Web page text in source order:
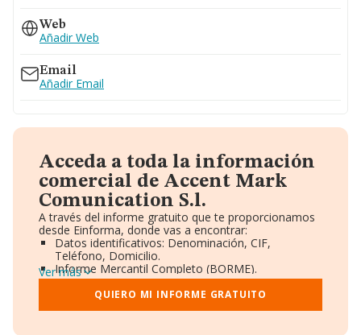
Web
Añadir Web
Email
Añadir Email
Acceda a toda la información
comercial de Accent Mark
Comunication S.l.
A través del informe gratuito que te proporcionamos
desde Einforma, donde vas a encontrar:
Datos identificativos: Denominación, CIF,
Teléfono, Domicilio.
Informe Mercantil Completo (BORME).
Gráficos de Evolución Ventas y Empleados.
Consejo de Administración y Administradores.
Directivos y Ejecutivos.
Ver más
QUIERO MI INFORME GRATUITO